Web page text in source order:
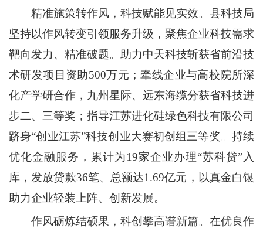
精准施策转作风，科技赋能见实效。县科技局
坚持以作风转变引领服务升级，聚焦企业科技需求
靶向发力、精准破题。助力中天科技斩获省前沿技
术研发项目资助500万元；牵线企业与高校院所深
化产学研合作，九州星际、远东海缆分获省科技进
步二、三等奖；指导江苏进化硅绿色科技有限公司
跻身“创业江苏”科技创业大赛初创组三等奖。持续
优化金融服务，累计为19家企业办理“苏科贷”入
库，发放贷款36笔、总额达1.69亿元，以真金白银
助力企业轻装上阵、创新发展。
作风砺炼结硕果，科创攀高谱新篇。在优良作